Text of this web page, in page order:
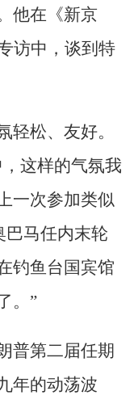
他在《新京
访中，谈到特
轻松、友好。
这样的气氛我
一次参加类似
巴马任内末轮
钓鱼台国宾馆
。”
普第二届任期
年的动荡波